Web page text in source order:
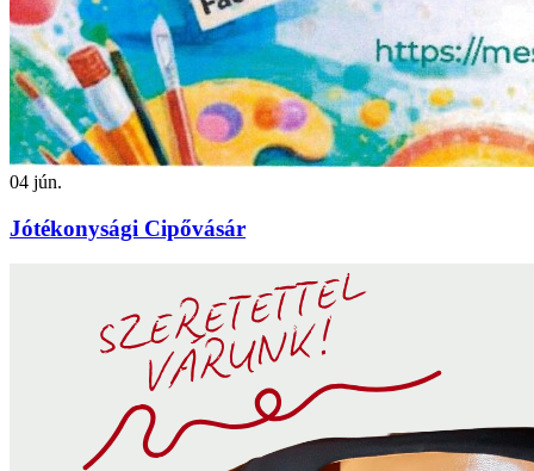
04 jún.
Jótékonysági Cipővásár